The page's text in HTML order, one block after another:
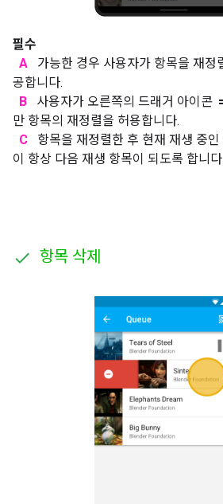
필수
A
가능한 경우 사용자가 항목을 재정
공합니다.
B
사용자가 오른쪽의 드래거 아이콘
만 항목의 재정렬을 허용합니다.
C
항목을 재정렬한 후 현재 재생 중
이 항상 다음 재생 항목이 되도록 합니다.
항목 삭제